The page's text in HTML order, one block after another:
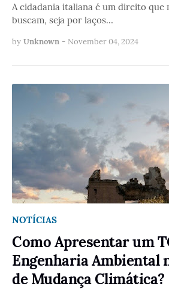
A cidadania italiana é um direito
buscam, seja por laços…
by Unknown - November 04, 2024
NOTÍCIAS
Como Apresentar um
Engenharia Ambiental
de Mudança Climática?